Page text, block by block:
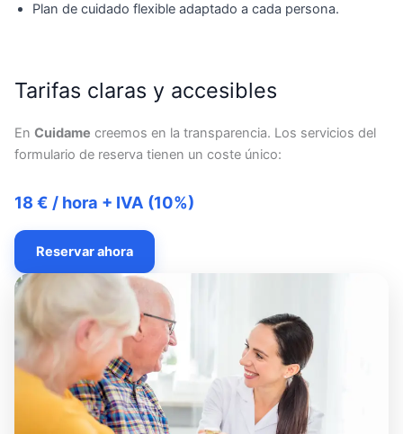
Plan de cuidado flexible adaptado a cada persona.
Tarifas claras y accesibles
En Cuidame creemos en la transparencia. Los servicios del
formulario de reserva tienen un coste único:
18 € / hora + IVA (10%)
Reservar ahora